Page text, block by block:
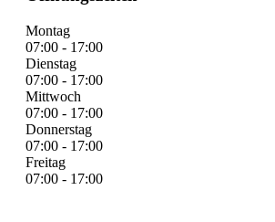
Montag
07:00 - 17:00
Dienstag
07:00 - 17:00
Mittwoch
07:00 - 17:00
Donnerstag
07:00 - 17:00
Freitag
07:00 - 17:00